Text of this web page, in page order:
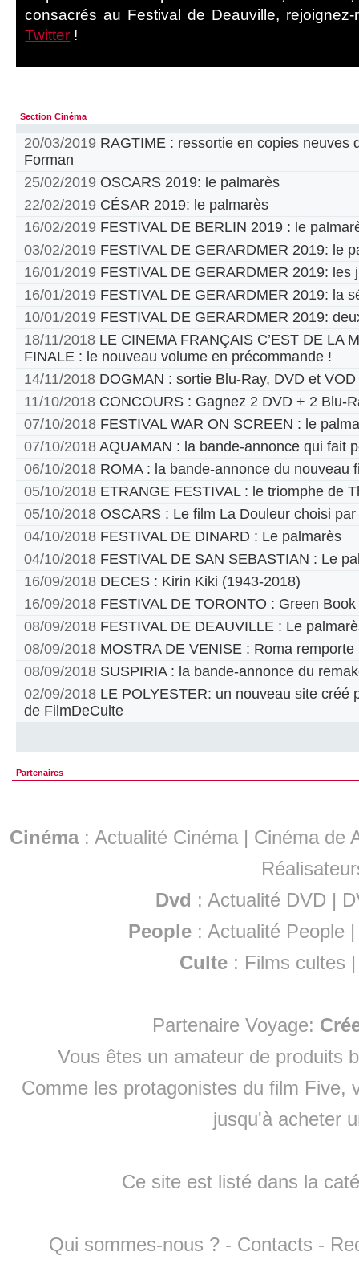
consacrés au Festival de Deauville,
Twitter !
Section Cinéma
20/03/2019 RAGTIME : ressortie en copies neuves
Forman
25/02/2019 OSCARS 2019: le palmarès
22/02/2019 CÉSAR 2019: le palmarès
16/02/2019 FESTIVAL DE BERLIN 2019 : le
03/02/2019 FESTIVAL DE GERARDMER 2019: le
16/01/2019 FESTIVAL DE GERARDMER 2019: les
16/01/2019 FESTIVAL DE GERARDMER 2019: la
10/01/2019 FESTIVAL DE GERARDMER 2019:
18/11/2018 LE CINEMA FRANÇAIS C’EST DE LA
FINALE : le nouveau volume en précommande !
14/11/2018 DOGMAN : sortie Blu-Ray, DVD et VOD
11/10/2018 CONCOURS : Gagnez 2 DVD + 2 Blu-
07/10/2018 FESTIVAL WAR ON SCREEN : le
07/10/2018 AQUAMAN : la bande-annonce qui fait
06/10/2018 ROMA : la bande-annonce du nouveau
05/10/2018 ETRANGE FESTIVAL : le triomphe de
05/10/2018 OSCARS : Le film La Douleur choisi
04/10/2018 FESTIVAL DE DINARD : Le palmarès
04/10/2018 FESTIVAL DE SAN SEBASTIAN : Le
16/09/2018 DECES : Kirin Kiki (1943-2018)
16/09/2018 FESTIVAL DE TORONTO : Green
08/09/2018 FESTIVAL DE DEAUVILLE : Le
08/09/2018 MOSTRA DE VENISE : Roma remporte
08/09/2018 SUSPIRIA : la bande-annonce du
02/09/2018 LE POLYESTER: un nouveau site créé
de FilmDeCulte
Partenaires
Cinéma: Actualité Cinéma | Cinéma de
Dvd : Actualité DVD |
People :Actualité People
Culte : Films cultes
Partenaire Voyage:
Vous êtes un amateur de produits
Comme les protagonistes du film Five,
jusqu'à acheter
Ce site est listé dans la
Qui sommes-nous ? - Contacts -